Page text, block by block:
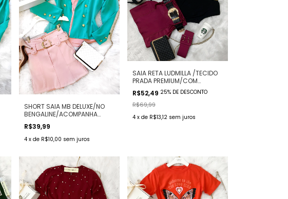
SHORT SAIA MB DELUXE/NO
BENGALINE/ACOMPANHA
CINTO/ATRÁS É SHORT ( COR
ROSA BB)
R$39,99
4 x de R$10,00 sem juros
SAIA RETA LUDMILLA /TECIDO
PRADA PREMIUM/COM
ELASTANO E
ENCORPADO/ACOMPANHA
CINTO ENCAPADO( ESCOLHA
R$52,49 25% DE DESCONTO
R$69,99
4 x de R$13,12 sem juros